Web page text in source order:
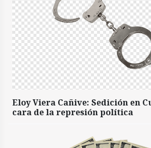
Eloy Viera Cañive: Sedición en
cara de la represión política